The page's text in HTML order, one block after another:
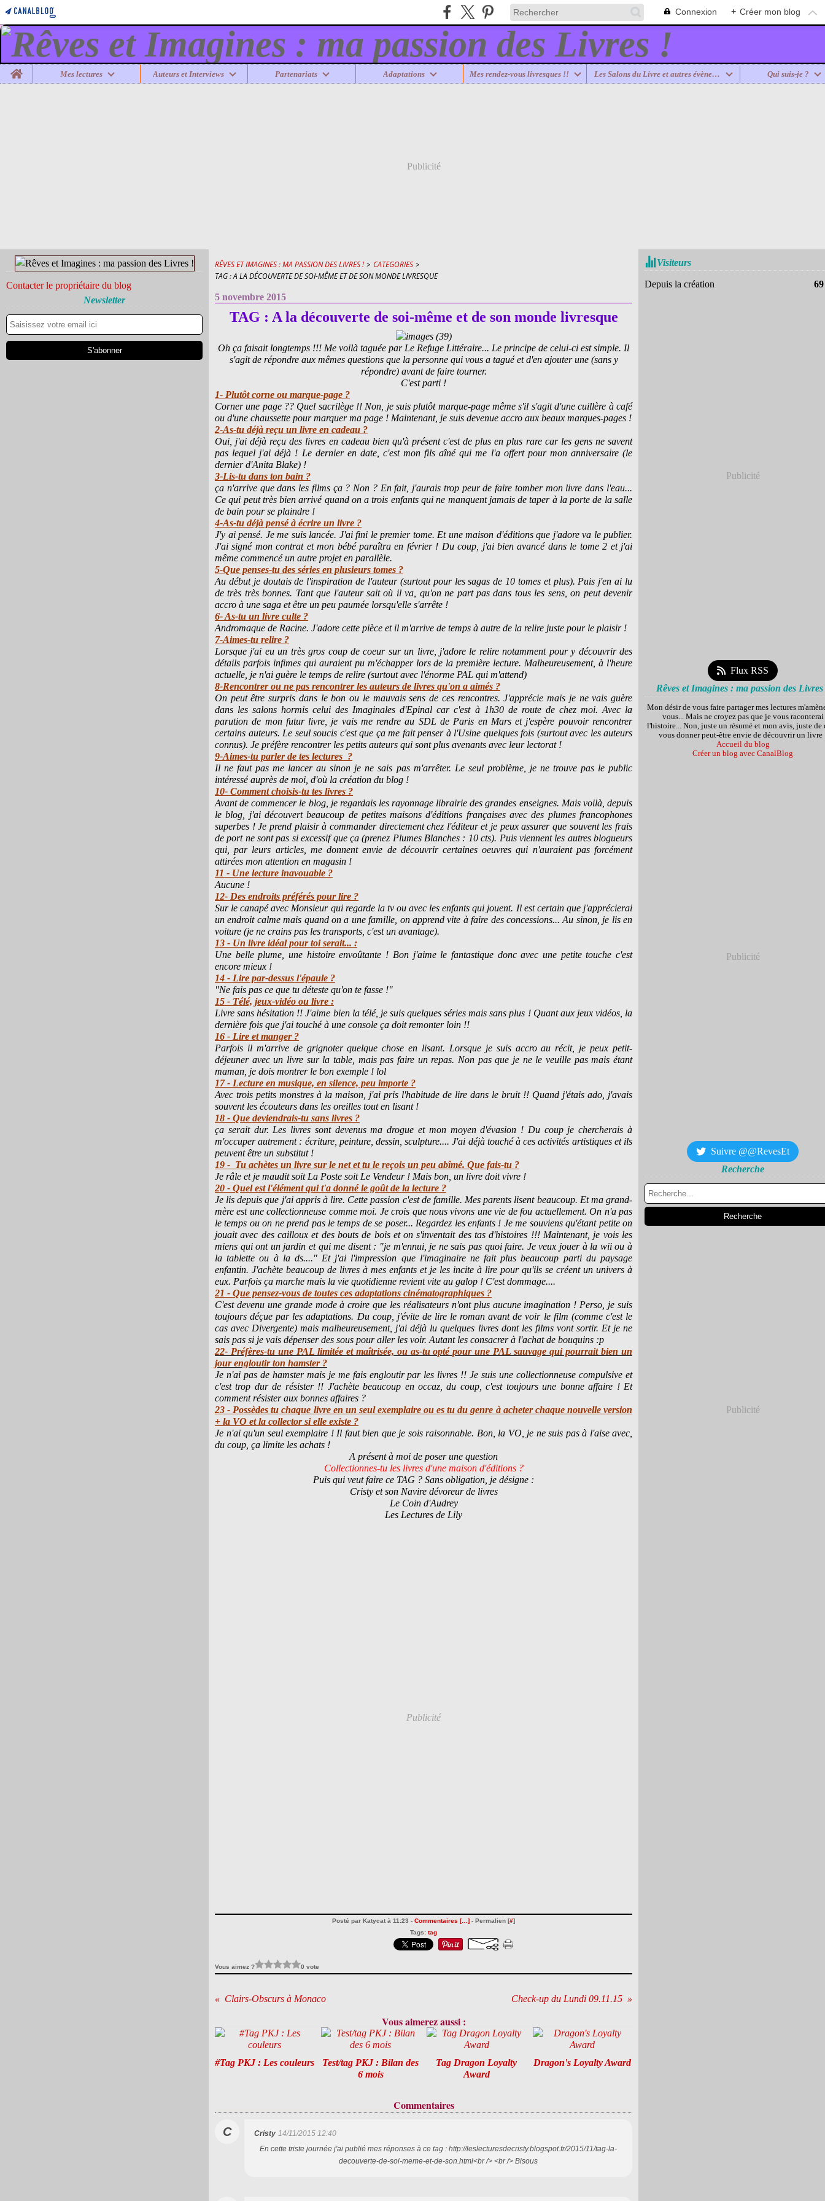
Connexion + Créer mon blog
Home
Mes lectures Auteurs et Interviews Partenariats Adaptations Mes rendez-vous livresques !! Les Salons du Livre et autres évènements Qui suis-je ?
Publicité
Contacter le propriétaire du blog
Newsletter
RÊVES ET IMAGINES : MA PASSION DES LIVRES ! > CATEGORIES >
TAG : A LA DÉCOUVERTE DE SOI-MÊME ET DE SON MONDE LIVRESQUE
5 novembre 2015
TAG : A la découverte de soi-même et de son monde livresque
Oh ça faisait longtemps !!! Me voilà taguée par Le Refuge Littéraire... Le principe de celui-ci est simple. Il
s'agit de répondre aux mêmes questions que la personne qui vous a tagué et d'en ajouter une (sans y
répondre) avant de faire tourner.
C'est parti !
1- Plutôt corne ou marque-page ?
Corner une page ?? Quel sacrilège !! Non, je suis plutôt marque-page même s'il s'agit d'une cuillère à café
ou d'une chaussette pour marquer ma page ! Maintenant, je suis devenue accro aux beaux marques-pages !
2-As-tu déjà reçu un livre en cadeau ?
Oui, j'ai déjà reçu des livres en cadeau bien qu'à présent c'est de plus en plus rare car les gens ne savent
pas lequel j'ai déjà ! Le dernier en date, c'est mon fils aîné qui me l'a offert pour mon anniversaire (le
dernier d'Anita Blake) !
3-Lis-tu dans ton bain ?
ça n'arrive que dans les films ça ? Non ? En fait, j'aurais trop peur de faire tomber mon livre dans l'eau...
Ce qui peut très bien arrivé quand on a trois enfants qui ne manquent jamais de taper à la porte de la salle
de bain pour se plaindre !
4-As-tu déjà pensé à écrire un livre ?
J'y ai pensé. Je me suis lancée. J'ai fini le premier tome. Et une maison d'éditions que j'adore va le publier.
J'ai signé mon contrat et mon bébé paraîtra en février ! Du coup, j'ai bien avancé dans le tome 2 et j'ai
même commencé un autre projet en parallèle.
5-Que penses-tu des séries en plusieurs tomes ?
Au début je doutais de l'inspiration de l'auteur (surtout pour les sagas de 10 tomes et plus). Puis j'en ai lu
de très très bonnes. Tant que l'auteur sait où il va, qu'on ne part pas dans tous les sens, on peut devenir
accro à une saga et être un peu paumée lorsqu'elle s'arrête !
6- As-tu un livre culte ?
Andromaque de Racine. J'adore cette pièce et il m'arrive de temps à autre de la relire juste pour le plaisir !
7-Aimes-tu relire ?
Lorsque j'ai eu un très gros coup de coeur sur un livre, j'adore le relire notamment pour y découvrir des
détails parfois infimes qui auraient pu m'échapper lors de la première lecture. Malheureusement, à l'heure
actuelle, je n'ai guère le temps de relire (surtout avec l'énorme PAL qui m'attend)
8-Rencontrer ou ne pas rencontrer les auteurs de livres qu'on a aimés ?
On peut être surpris dans le bon ou le mauvais sens de ces rencontres. J'apprécie mais je ne vais guère
dans les salons hormis celui des Imaginales d'Epinal car c'est à 1h30 de route de chez moi. Avec la
parution de mon futur livre, je vais me rendre au SDL de Paris en Mars et j'espère pouvoir rencontrer
certains auteurs. Le seul soucis c'est que ça me fait penser à l'Usine quelques fois (surtout avec les auteurs
connus). Je préfère rencontrer les petits auteurs qui sont plus avenants avec leur lectorat !
9-Aimes-tu parler de tes lectures ?
Il ne faut pas me lancer au sinon je ne sais pas m'arrêter. Le seul problème, je ne trouve pas le public
intéressé auprès de moi, d'où la création du blog !
10- Comment choisis-tu tes livres ?
Avant de commencer le blog, je regardais les rayonnage librairie des grandes enseignes. Mais voilà, depuis
le blog, j'ai découvert beaucoup de petites maisons d'éditions françaises avec des plumes francophones
superbes ! Je prend plaisir à commander directement chez l'éditeur et je peux assurer que souvent les frais
de port ne sont pas si excessif que ça (prenez Plumes Blanches : 10 cts). Puis viennent les autres blogueurs
qui, par leurs articles, me donnent envie de découvrir certaines oeuvres qui n'auraient pas forcément
attirées mon attention en magasin !
11 - Une lecture inavouable ?
Aucune !
12- Des endroits préférés pour lire ?
Sur le canapé avec Monsieur qui regarde la tv ou avec les enfants qui jouent. Il est certain que j'apprécierai
un endroit calme mais quand on a une famille, on apprend vite à faire des concessions... Au sinon, je lis en
voiture (je ne crains pas les transports, c'est un avantage).
13 - Un livre idéal pour toi serait... :
Une belle plume, une histoire envoûtante ! Bon j'aime le fantastique donc avec une petite touche c'est
encore mieux !
14 - Lire par-dessus l'épaule ?
"Ne fais pas ce que tu déteste qu'on te fasse !"
15 - Télé, jeux-vidéo ou livre :
Livre sans hésitation !! J'aime bien la télé, je suis quelques séries mais sans plus ! Quant aux jeux vidéos, la
dernière fois que j'ai touché à une console ça doit remonter loin !!
16 - Lire et manger ?
Parfois il m'arrive de grignoter quelque chose en lisant. Lorsque je suis accro au récit, je peux petit-
déjeuner avec un livre sur la table, mais pas faire un repas. Non pas que je ne le veuille pas mais étant
maman, je dois montrer le bon exemple ! lol
17 - Lecture en musique, en silence, peu importe ?
Avec trois petits monstres à la maison, j'ai pris l'habitude de lire dans le bruit !! Quand j'étais ado, j'avais
souvent les écouteurs dans les oreilles tout en lisant !
18 - Que deviendrais-tu sans livres ?
ça serait dur. Les livres sont devenus ma drogue et mon moyen d'évasion ! Du coup je chercherais à
m'occuper autrement : écriture, peinture, dessin, sculpture.... J'ai déjà touché à ces activités artistiques et ils
peuvent être un substitut !
19 - Tu achètes un livre sur le net et tu le reçois un peu abîmé. Que fais-tu ?
Je râle et je maudit soit La Poste soit Le Vendeur ! Mais bon, un livre doit vivre !
20 - Quel est l'élément qui t'a donné le goût de la lecture ?
Je lis depuis que j'ai appris à lire. Cette passion c'est de famille. Mes parents lisent beaucoup. Et ma grand-
mère est une collectionneuse comme moi. Je crois que nous vivons une vie de fou actuellement. On n'a pas
le temps ou on ne prend pas le temps de se poser... Regardez les enfants ! Je me souviens qu'étant petite on
jouait avec des cailloux et des bouts de bois et on s'inventait des tas d'histoires !!! Maintenant, je vois les
miens qui ont un jardin et qui me disent : "je m'ennui, je ne sais pas quoi faire. Je veux jouer à la wii ou à
la tablette ou à la ds...." Et j'ai l'impression que l'imaginaire ne fait plus beaucoup parti du paysage
enfantin. J'achète beaucoup de livres à mes enfants et je les incite à lire pour qu'ils se créent un univers à
eux. Parfois ça marche mais la vie quotidienne revient vite au galop ! C'est dommage....
21 - Que pensez-vous de toutes ces adaptations cinématographiques ?
C'est devenu une grande mode à croire que les réalisateurs n'ont plus aucune imagination ! Perso, je suis
toujours déçue par les adaptations. Du coup, j'évite de lire le roman avant de voir le film (comme c'est le
cas avec Divergente) mais malheureusement, j'ai déjà lu quelques livres dont les films vont sortir. Et je ne
sais pas si je vais dépenser des sous pour aller les voir. Autant les consacrer à l'achat de bouquins :p
22- Préfères-tu une PAL limitée et maîtrisée, ou as-tu opté pour une PAL sauvage qui pourrait bien un
jour engloutir ton hamster ?
Je n'ai pas de hamster mais je me fais engloutir par les livres !! Je suis une collectionneuse compulsive et
c'est trop dur de résister !! J'achète beaucoup en occaz, du coup, c'est toujours une bonne affaire ! Et
comment résister aux bonnes affaires ?
23 - Possèdes tu chaque livre en un seul exemplaire ou es tu du genre à acheter chaque nouvelle version
+ la VO et la collector si elle existe ?
Je n'ai qu'un seul exemplaire ! Il faut bien que je sois raisonnable. Bon, la VO, je ne suis pas à l'aise avec,
du coup, ça limite les achats !
A présent à moi de poser une question
Collectionnes-tu les livres d'une maison d'éditions ?
Puis qui veut faire ce TAG ? Sans obligation, je désigne :
Cristy et son Navire dévoreur de livres
Le Coin d'Audrey
Les Lectures de Lily
Publicité
Posté par Katycat à 11:23 - Commentaires [… ] - Permalien [#]
Tags: tag
Vous aimez ? 0 vote
Clairs-Obscurs à Monaco Check-up du Lundi 09.11.15
Vous aimerez aussi :
#Tag PKJ : Les couleurs
Test/tag PKJ : Bilan des
6 mois
Tag Dragon Loyalty
Award
Dragon's Loyalty Award
Commentaires
C Cristy 14/11/2015 12:40
En cette triste journée j'ai publié mes réponses à ce tag : http://leslecturesdecristy.blogspot.fr/2015/11/tag-la-
decouverte-de-soi-meme-et-de-son.html<br /> <br /> Bisous
Visiteurs
Depuis la création
Publicité
Flux RSS
Rêves et Imagines : ma passion des
Mon désir de vous faire partager mes lectures
vous... Mais ne croyez pas que je vous raconterai
l'histoire... Non, juste un résumé et mon avis, juste de
vous donner peut-être envie de découvrir un livre
Accueil du blog
Créer un blog avec CanalBlog
Publicité
Suivre @@RevesEt
Recherche
Publicité